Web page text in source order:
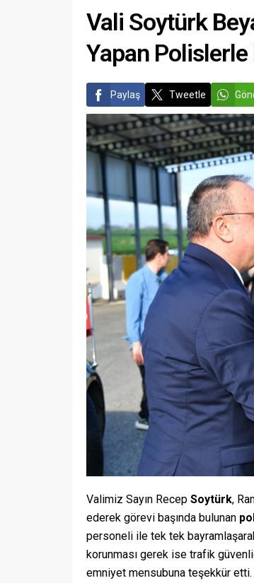
Vali Soytürk
Yapan Polislerle
Paylaş Tweetle
Valimiz Sayın Recep Soytürk,
ederek görevi başında bulunan
personeli ile tek tek
korunması gerek ise trafik
emniyet mensubuna teşekkür etti.